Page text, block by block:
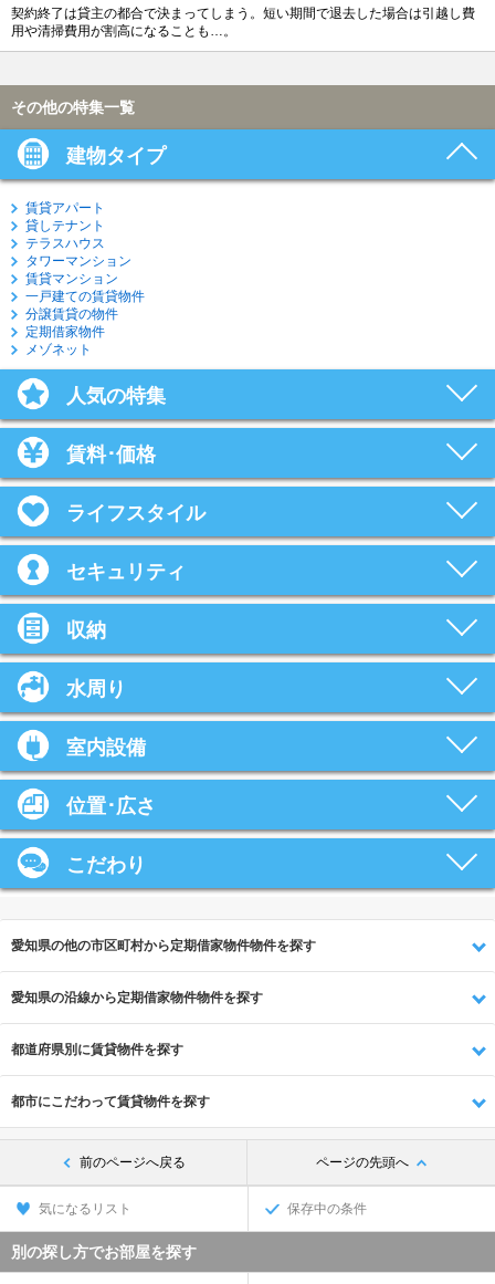
契約終了は貸主の都合で決まってしまう。短い期間で退去した場合は引越し費
用や清掃費用が割高になることも…。
その他の特集一覧
建物タイプ
賃貸アパート
貸しテナント
テラスハウス
タワーマンション
賃貸マンション
一戸建ての賃貸物件
分譲賃貸の物件
定期借家物件
メゾネット
人気の特集
賃料･価格
ライフスタイル
セキュリティ
収納
水周り
室内設備
位置･広さ
こだわり
愛知県の他の市区町村から定期借家物件物件を探す
愛知県の沿線から定期借家物件物件を探す
都道府県別に賃貸物件を探す
都市にこだわって賃貸物件を探す
前のページへ戻る ページの先頭へ
気になるリスト 保存中の条件
別の探し方でお部屋を探す